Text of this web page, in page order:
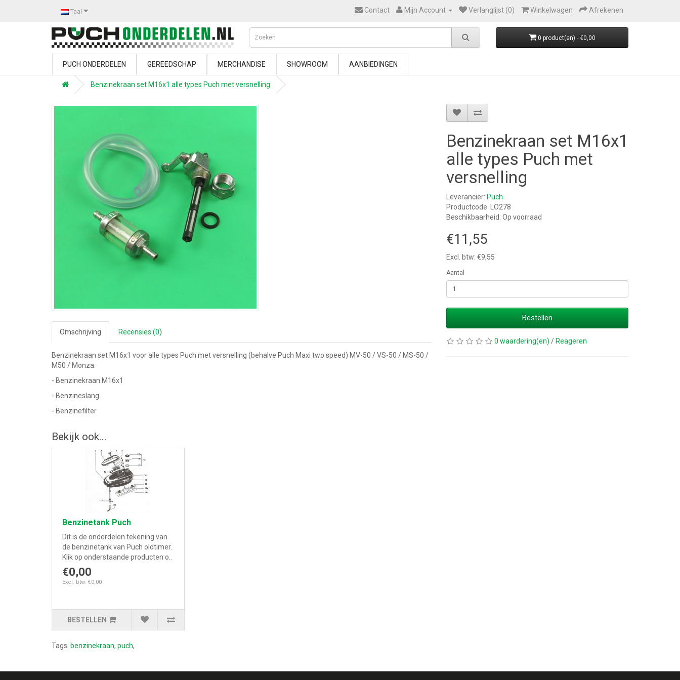
Taal Contact Mijn Account Verlanglijst (0) Winkelwagen Afrekenen
0 product(en) - €0,00
PUCH ONDERDELEN GEREEDSCHAP MERCHANDISE SHOWROOM AANBIEDINGEN
Benzinekraan set M16x1 alle types Puch met versnelling
Omschrijving Recensies (0)
Benzinekraan set M16x1 voor alle types Puch met versnelling (behalve Puch Maxi two speed) MV-50 / VS-50 / MS-50 /
M50 / Monza.
- Benzinekraan M16x1
- Benzineslang
- Benzinefilter
Benzinekraan set M16x1
alle types Puch met
versnelling
Leverancier: Puch
Productcode: LO278
Beschikbaarheid: Op voorraad
€11,55
Excl. btw: €9,55
Aantal
Bestellen
0 waardering(en) / Reageren
Bekijk ook...
Benzinetank Puch
Dit is de onderdelen tekening van
de benzinetank van Puch oldtimer.
Klik op onderstaande producten o..
€0,00
Excl. btw: €0,00
BESTELLEN
Tags: benzinekraan, puch,